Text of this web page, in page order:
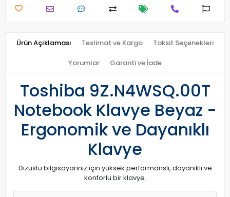
Ürün Açıklaması Teslimat ve Kargo Taksit Seçenekleri
Yorumlar Garanti ve İade
Toshiba 9Z.N4WSQ.00T
Notebook Klavye Beyaz -
Ergonomik ve Dayanıklı
Klavye
Dizüstü bilgisayarınız için yüksek performanslı, dayanıklı ve
konforlu bir klavye.